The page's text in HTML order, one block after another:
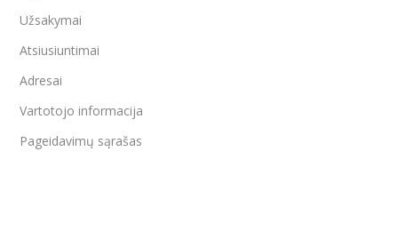
Užsakymai
Atsiusiuntimai
Adresai
Vartotojo informacija
Pageidavimų sąrašas